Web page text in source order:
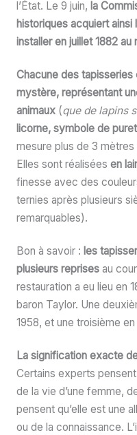
l’État. Le 9 juin, la
historiques acquiert
installer en juillet 1882 au
Chacune des
mystère, représentant
animaux(que de lapins
licorne, symbole de
mesure plus de 3
Elles sont réalisées en
finesse avec des
ternies après plusieurs
remarquables).
Bon à savoir : les
plusieurs reprisesau
restauration a eu lieu en
baron Taylor. Une
1958, et une troisième en
La signification exacte
Certains experts
de la vie d’une femme,
pensent qu’elle est une
ou de la connaissance.